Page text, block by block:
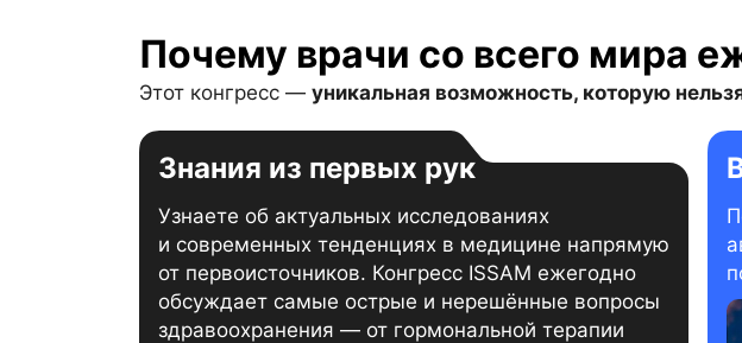
Почему врачи со всего мира
Этот конгресс — уникальная возможность, которую
Узнаете об актуальных исследованиях
и современных тенденциях в медицине напрямую
от первоисточников. Конгресс ISSAM ежегодно
обсуждает самые острые и нерешённые вопросы
здравоохранения — от гормональной терапии
Знания из первых рук